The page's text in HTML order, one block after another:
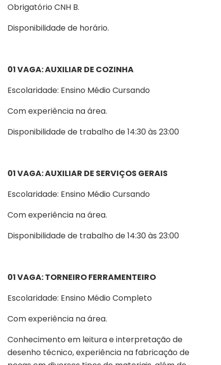
Obrigatório CNH B.
Disponibilidade de horário.
01 VAGA: AUXILIAR DE COZINHA
Escolaridade: Ensino Médio Cursando
Com experiência na área.
Disponibilidade de trabalho de 14:30 às 23:00
01 VAGA: AUXILIAR DE SERVIÇOS GERAIS
Escolaridade: Ensino Médio Cursando
Com experiência na área.
Disponibilidade de trabalho de 14:30 às 23:00
01 VAGA: TORNEIRO FERRAMENTEIRO
Escolaridade: Ensino Médio Completo
Com experiência na área.
Conhecimento em leitura e interpretação de
desenho técnico, experiência na fabricação de